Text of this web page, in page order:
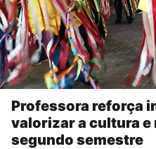
Professora reforça
valorizar a cultura
segundo semestre